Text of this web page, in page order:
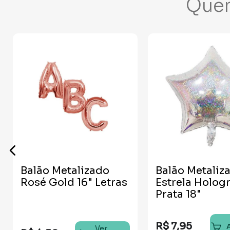
Balão Metalizado
Rosé Gold 16" Letras
Balão
Estrela
Prata 18"
R$ 7,95